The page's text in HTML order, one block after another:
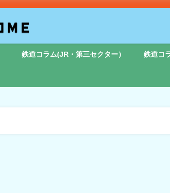
鉄道コラム(JR・第三セクター） 鉄道コ